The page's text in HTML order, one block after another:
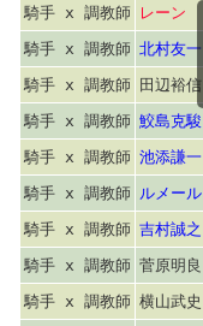
騎手 x 調教師
レーン
騎手 x 調教師 北村友一
騎手 x 調教師 田辺裕信
騎手 x 調教師 鮫島克駿
騎手 x 調教師 池添謙一
騎手 x 調教師
ルメール
騎手 x 調教師 吉村誠之
騎手 x 調教師 菅原明良
騎手 x 調教師 横山武史